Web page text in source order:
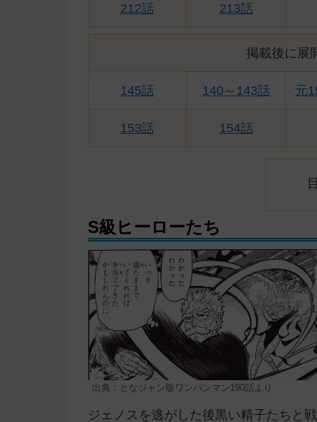
212話 213話
掲載後に展
145話 140～143話 元
153話 154話
S級ヒーローたち
出典：となジャン版ワンパンマン190話より
ジェノスを逃がした後黒い精子たちと